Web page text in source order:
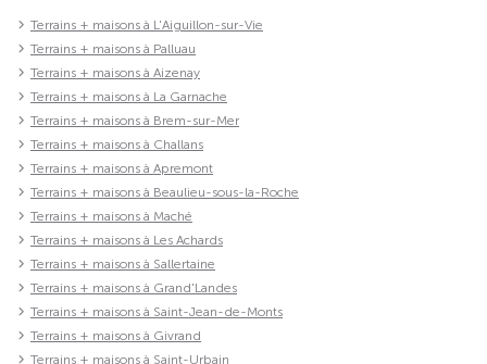
Terrains + maisons à L'Aiguillon-sur-Vie
Terrains + maisons à Palluau
Terrains + maisons à Aizenay
Terrains + maisons à La Garnache
Terrains + maisons à Brem-sur-Mer
Terrains + maisons à Challans
Terrains + maisons à Apremont
Terrains + maisons à Beaulieu-sous-la-Roche
Terrains + maisons à Maché
Terrains + maisons à Les Achards
Terrains + maisons à Sallertaine
Terrains + maisons à Grand'Landes
Terrains + maisons à Saint-Jean-de-Monts
Terrains + maisons à Givrand
Terrains + maisons à Saint-Urbain